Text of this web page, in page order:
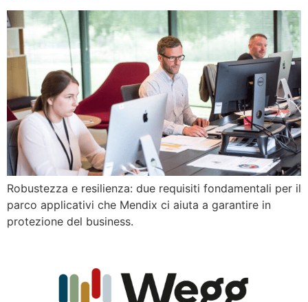
Robustezza e resilienza: due requisiti fondamentali per il
parco applicativi che Mendix ci aiuta a garantire in
protezione del business.